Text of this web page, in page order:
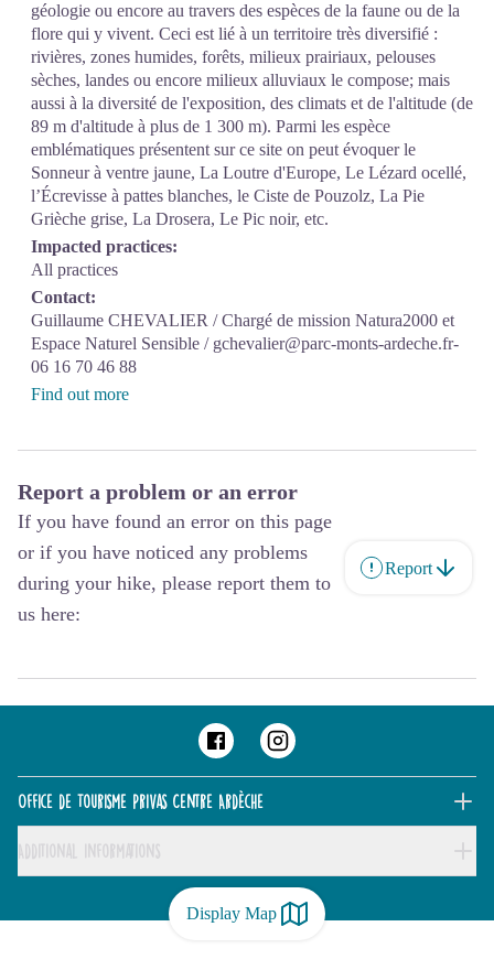
Display Map
géologie ou encore au travers des espèces de la faune ou de la
flore qui y vivent. Ceci est lié à un territoire très diversifié :
rivières, zones humides, forêts, milieux prairiaux, pelouses
sèches, landes ou encore milieux alluviaux le compose; mais
aussi à la diversité de l'exposition, des climats et de l'altitude (de
89 m d'altitude à plus de 1 300 m). Parmi les espèce
emblématiques présentent sur ce site on peut évoquer le
Sonneur à ventre jaune, La Loutre d'Europe, Le Lézard ocellé,
l’Écrevisse à pattes blanches, le Ciste de Pouzolz, La Pie
Grièche grise, La Drosera, Le Pic noir, etc.
Impacted practices:
All practices
Contact:
Guillaume CHEVALIER / Chargé de mission Natura2000 et
Espace Naturel Sensible / gchevalier@parc-monts-ardeche.fr-
06 16 70 46 88
Find out more
Report a problem or an error
If you have found an error on this page
or if you have noticed any problems
during your hike, please report them to
us here:
Report
Office de Tourisme Privas Centre Ardèche
Additional informations